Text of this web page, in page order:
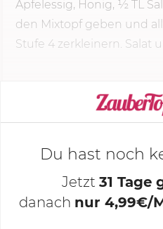
Apfelessig, Honig, ½ TL
den Mixtopf geben und
Stufe 4 zerkleinern. Salat
Deine Notizen
Du hast noch
Jetzt 31 Tage
danach nur 4,99€/